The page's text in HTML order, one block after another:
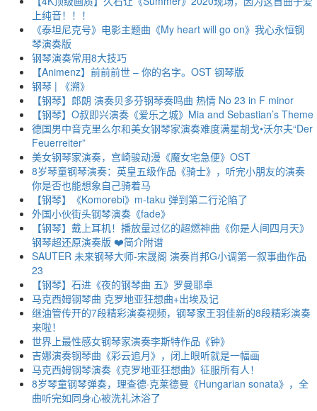
上纯音！！！
《泰坦尼克号》电影主题曲《My heart will go on》我心永恒钢
琴演奏版
钢琴演奏常用8大技巧
【Animenz】前前前世 – 你的名字。OST 钢琴版
钢琴 | 《溯》
【钢琴】郎朗 演奏贝多芬钢琴奏鸣曲 热情 No 23 in F minor
【钢琴】O叔即兴演奏《爱乐之城》Mia and Sebastian’s Theme
德国男中音克里么尔和美女钢琴家演奏难度满星胡戈•沃尔夫“Der
Feuerreiter”
美女钢琴家演奏，宫崎骏动漫《魔女宅急便》OST
8岁琴童钢琴演奏：英皇五级作品《骑士》，听完小朋友的演奏
你是否也能想象自己骑着马
【钢琴】《Komorebi》m-taku 弹到第二行沦陷了
外国小伙街头钢琴演奏《fade》
【钢琴】戴上耳机！播放量过亿的超燃神曲《你是人间四月天》
钢琴超还原演奏版 ❤️简介附谱
SAUTER 未来钢琴大师-宋晟阁 演奏肖邦G小调第一叙事曲作品
23
【钢琴】石进《夜的钢琴曲 五》罗曼耶卓
马克西姆钢琴曲 克罗地亚狂想曲+出埃及记
继油管传开的7段精彩演奏视频，钢琴家王羽佳新的8段精彩演奏
来啦！
世界上最性感女钢琴家演奏李斯特作品《钟》
吉娜演奏钢琴曲《彩云追月》，闭上眼听就是一幅画
马克西姆钢琴演奏《克罗地亚狂想曲》征服所有人！
8岁琴童钢琴弹奏，理查德·克莱德曼《Hungarian sonata》，全
曲听完如同身心被洗礼沐浴了